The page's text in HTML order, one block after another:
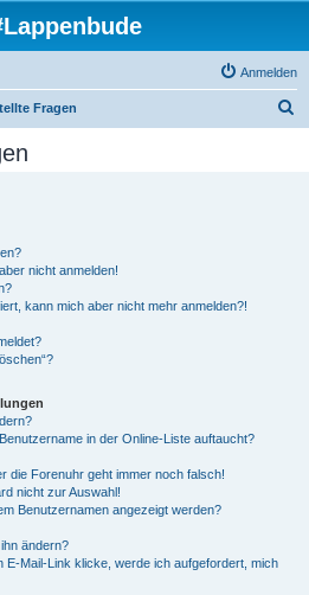
Anmelden
Fragen
nicht anmelden!
kann mich aber nicht mehr anmelden?!
in der Online-Liste auftaucht?
die Forenuhr geht immer noch falsch!
nicht zur Auswahl!
Benutzernamen angezeigt werden?
ändern?
E-Mail-Link klicke, werde ich aufgefordert, mich